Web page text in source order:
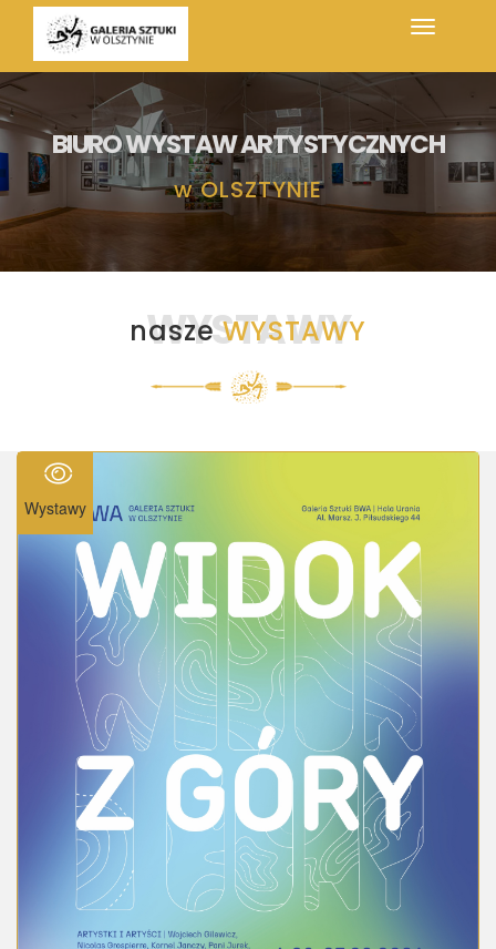
BIURO WYSTAW ARTYSTYCZNYCH
w OLSZTYNIE
WYSTAWY
naszeWYSTAWY
Wystawy